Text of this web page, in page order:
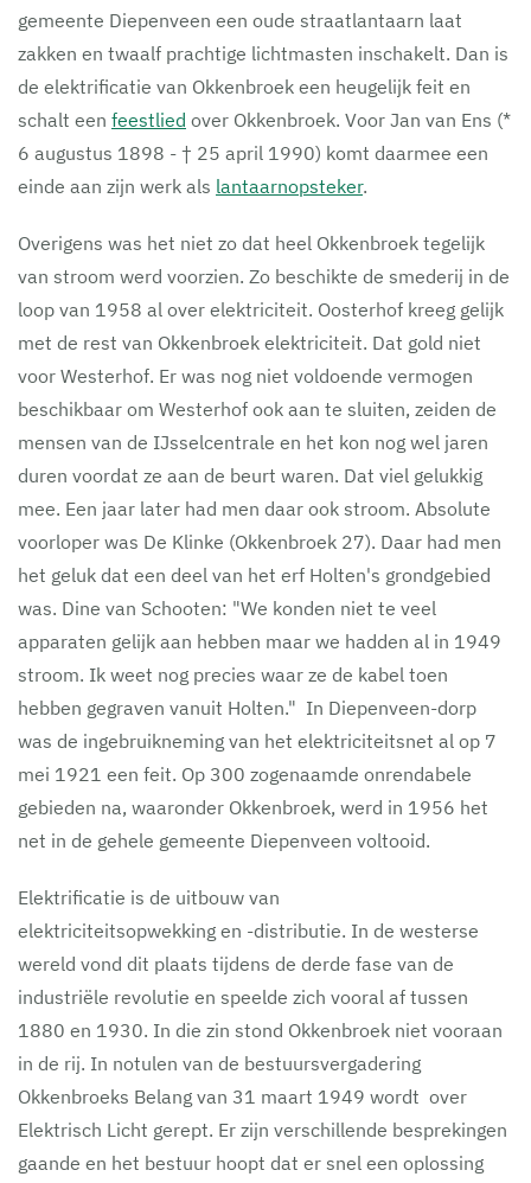
gemeente Diepenveen een oude straatlantaarn laat
zakken en twaalf prachtige lichtmasten inschakelt. Dan is
de elektrificatie van Okkenbroek een heugelijk feit en
schalt een feestlied over Okkenbroek. Voor Jan van Ens (*
6 augustus 1898 - † 25 april 1990) komt daarmee een
einde aan zijn werk als lantaarnopsteker.
Overigens was het niet zo dat heel Okkenbroek tegelijk
van stroom werd voorzien. Zo beschikte de smederij in de
loop van 1958 al over elektriciteit. Oosterhof kreeg gelijk
met de rest van Okkenbroek elektriciteit. Dat gold niet
voor Westerhof. Er was nog niet voldoende vermogen
beschikbaar om Westerhof ook aan te sluiten, zeiden de
mensen van de IJsselcentrale en het kon nog wel jaren
duren voordat ze aan de beurt waren. Dat viel gelukkig
mee. Een jaar later had men daar ook stroom. Absolute
voorloper was De Klinke (Okkenbroek 27). Daar had men
het geluk dat een deel van het erf Holten's grondgebied
was. Dine van Schooten: "We konden niet te veel
apparaten gelijk aan hebben maar we hadden al in 1949
stroom. Ik weet nog precies waar ze de kabel toen
hebben gegraven vanuit Holten." In Diepenveen-dorp
was de ingebruikneming van het elektriciteitsnet al op 7
mei 1921 een feit. Op 300 zogenaamde onrendabele
gebieden na, waaronder Okkenbroek, werd in 1956 het
net in de gehele gemeente Diepenveen voltooid.
Elektrificatie is de uitbouw van
elektriciteitsopwekking en -distributie. In de westerse
wereld vond dit plaats tijdens de derde fase van de
industriële revolutie en speelde zich vooral af tussen
1880 en 1930. In die zin stond Okkenbroek niet vooraan
in de rij. In notulen van de bestuursvergadering
Okkenbroeks Belang van 31 maart 1949 wordt over
Elektrisch Licht gerept. Er zijn verschillende besprekingen
gaande en het bestuur hoopt dat er snel een oplossing